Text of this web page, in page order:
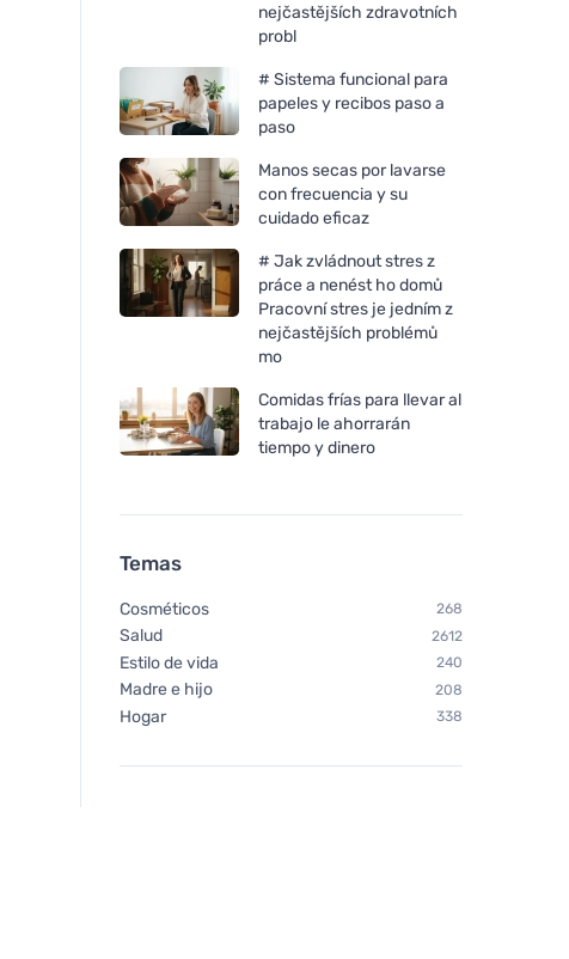
nejčastějších zdravotních
probl
# Sistema funcional para
papeles y recibos paso a
paso
Manos secas por lavarse
con frecuencia y su
cuidado eficaz
# Jak zvládnout stres z
práce a nenést ho domů
Pracovní stres je jedním z
nejčastějších problémů
mo
Comidas frías para llevar al
trabajo le ahorrarán
tiempo y dinero
Temas
Cosméticos 268
Salud 2612
Estilo de vida 240
Madre e hijo 208
Hogar 338